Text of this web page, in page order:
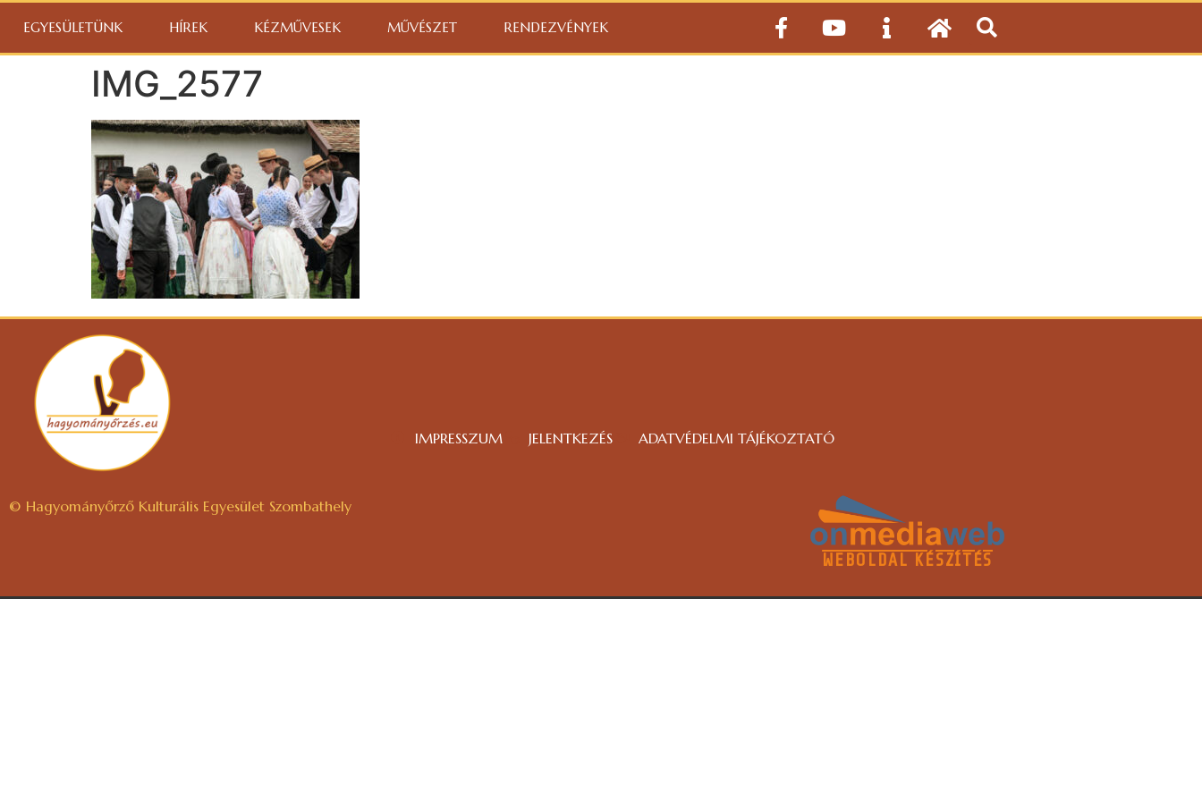
EGYESÜLETÜNK HÍREK KÉZMŰVESEK MŰVÉSZET RENDEZVÉNYEK
IMG_2577
IMPRESSZUM JELENTKEZÉS ADATVÉDELMI TÁJÉKOZTATÓ
© Hagyományőrző Kulturális Egyesület Szombathely
WEBOLDAL KÉSZÍTÉS